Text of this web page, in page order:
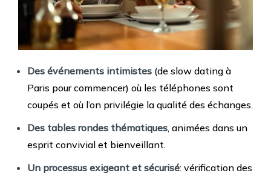
Des événements intimistes (de slow dating à
Paris pour commencer) où les téléphones sont
coupés et où l’on privilégie la qualité des échanges.
Des tables rondes thématiques, animées dans un
esprit convivial et bienveillant.
Un processus exigeant et sécurisé: vérification des